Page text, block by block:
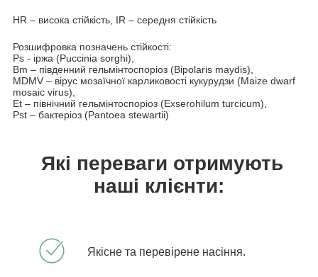
HR – висока стійкість, IR – середня стійкість
Розшифровка позначень стійкості:
Ps - іржа (Puccinia sorghi),
Bm – південний гельмінтоспоріоз (Bipolaris maydis),
MDMV – вірус мозаїчної карликовості кукурудзи (Maize dwarf
mosaic virus),
Et – північний гельмінтоспоріоз (Exserohilum turcicum),
Pst – бактеріоз (Pantoea stewartii)
Які переваги отримують
наші клієнти:
Якісне та перевірене насіння.